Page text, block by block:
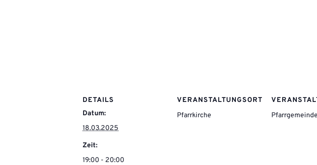
DETAILS
Datum:
18.03.2025
Zeit:
19:00 - 20:00
VERANSTALTUNGSORT
Pfarrkirche